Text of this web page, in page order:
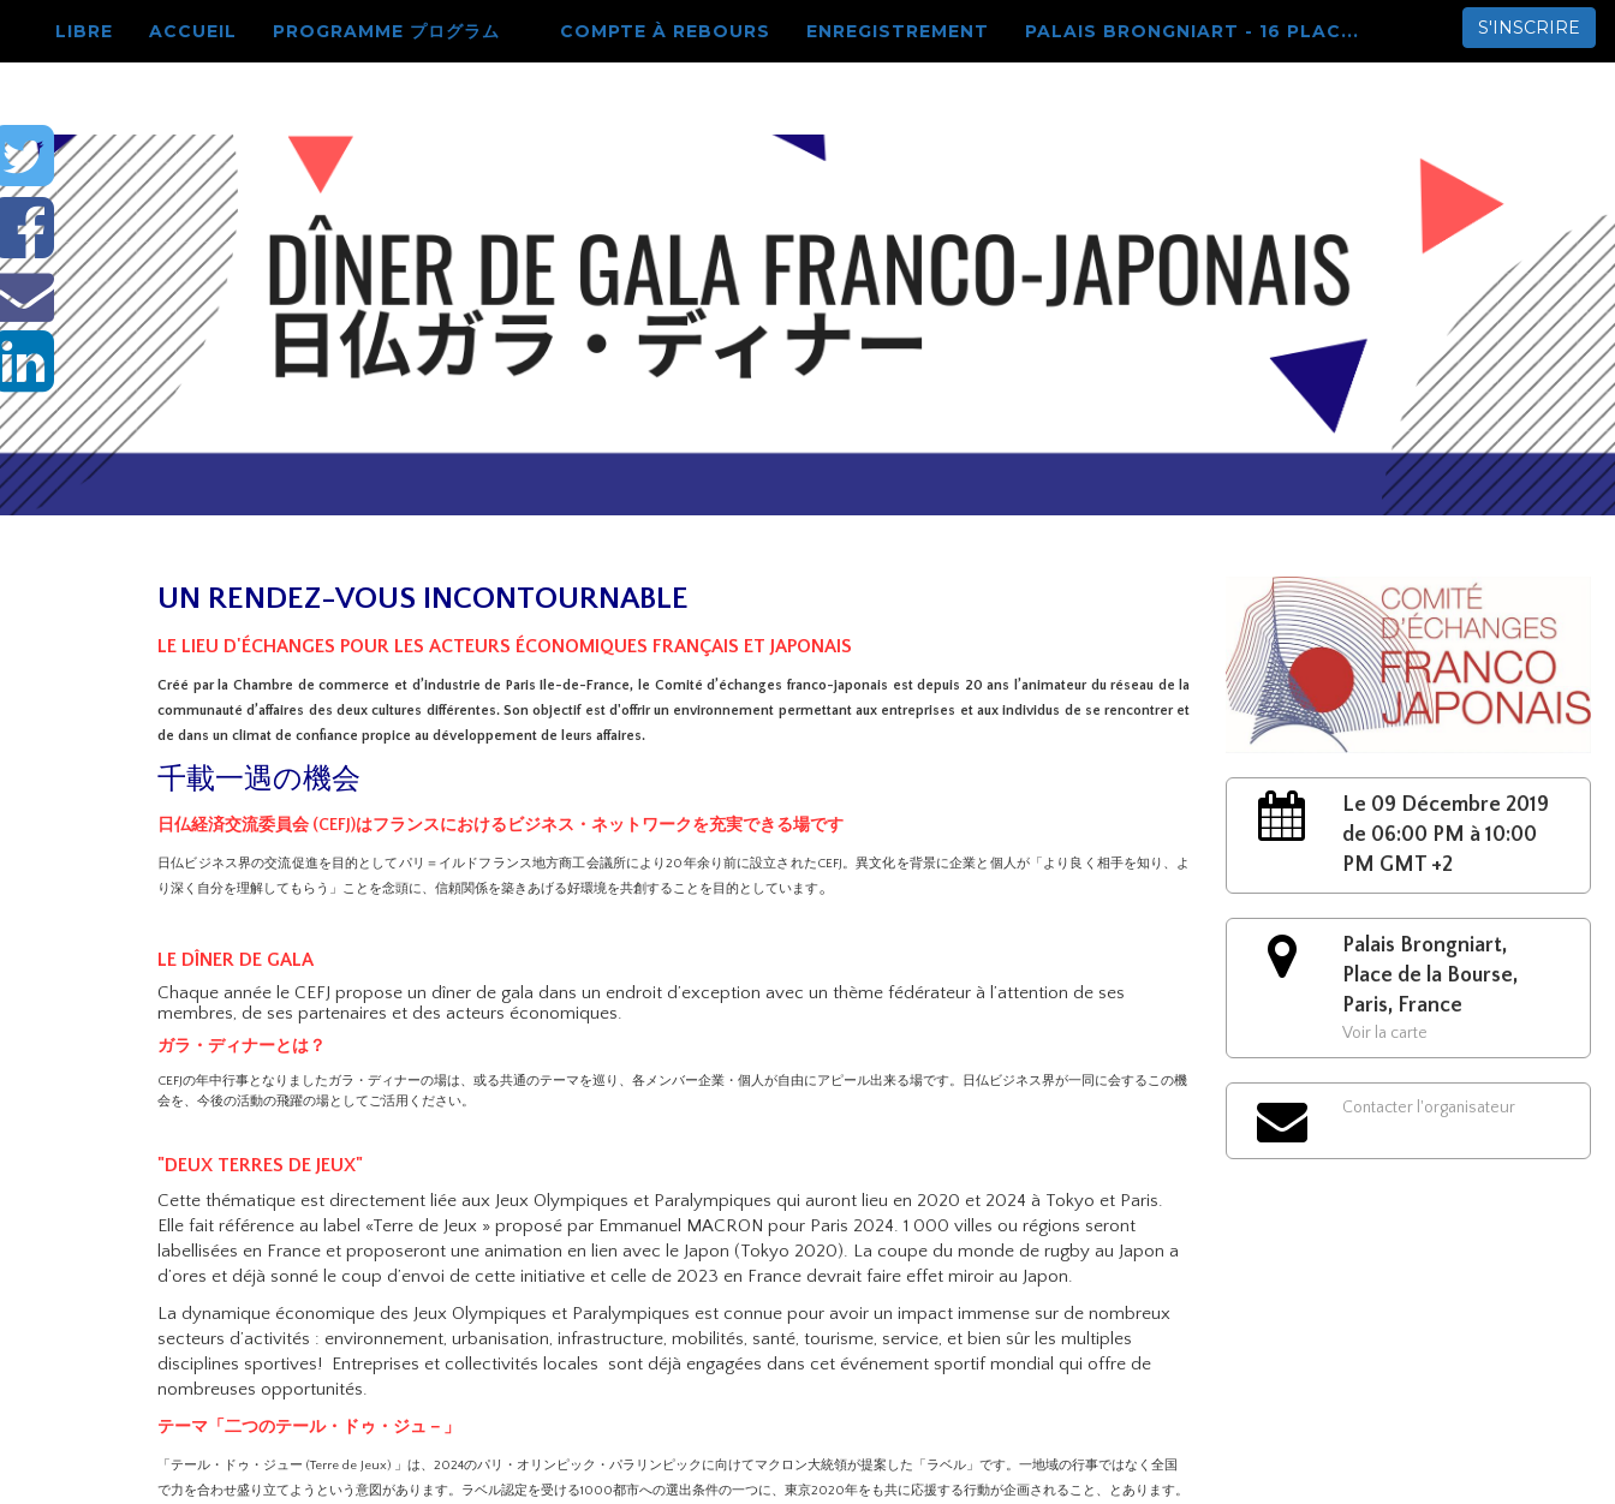
LIBRE ACCUEIL PROGRAMME プログラム COMPTE À REBOURS ENREGISTREMENT PALAIS BRONGNIART - 16 PLAC... S'INSCRIRE
UN RENDEZ-VOUS INCONTOURNABLE
LE LIEU D'ÉCHANGES POUR LES ACTEURS ÉCONOMIQUES FRANÇAIS ET JAPONAIS
Créé par la Chambre de commerce et d’industrie de Paris Ile-de-France, le Comité d’échanges franco-japonais est depuis 20 ans l’animateur du réseau de la
communauté d’affaires des deux cultures différentes. Son objectif est d'offrir un environnement permettant aux entreprises et aux individus de se rencontrer et
de dans un climat de confiance propice au développement de leurs affaires.
千載一遇の機会
日仏経済交流委員会 (CEFJ)はフランスにおけるビジネス・ネットワークを充実できる場です
日仏ビジネス界の交流促進を目的としてパリ＝イルドフランス地方商工会議所により20年余り前に設立されたCEFJ。異文化を背景に企業と個人が「より良く相手を知り、よ
り深く自分を理解してもらう」ことを念頭に、信頼関係を築きあげる好環境を共創することを目的としています。
LE DÎNER DE GALA
Chaque année le CEFJ propose un dîner de gala dans un endroit d’exception avec un thème fédérateur à l’attention de ses
membres, de ses partenaires et des acteurs économiques.
ガラ・ディナーとは？
CEFJの年中行事となりましたガラ・ディナーの場は、或る共通のテーマを巡り、各メンバー企業・個人が自由にアピール出来る場です。日仏ビジネス界が一同に会するこの機
会を、今後の活動の飛躍の場としてご活用ください。
"DEUX TERRES DE JEUX"
Cette thématique est directement liée aux Jeux Olympiques et Paralympiques qui auront lieu en 2020 et 2024 à Tokyo et Paris.
Elle fait référence au label «Terre de Jeux » proposé par Emmanuel MACRON pour Paris 2024. 1 000 villes ou régions seront
labellisées en France et proposeront une animation en lien avec le Japon (Tokyo 2020). La coupe du monde de rugby au Japon a
d’ores et déjà sonné le coup d’envoi de cette initiative et celle de 2023 en France devrait faire effet miroir au Japon.
La dynamique économique des Jeux Olympiques et Paralympiques est connue pour avoir un impact immense sur de nombreux
secteurs d’activités : environnement, urbanisation, infrastructure, mobilités, santé, tourisme, service, et bien sûr les multiples
disciplines sportives! Entreprises et collectivités locales sont déjà engagées dans cet événement sportif mondial qui offre de
nombreuses opportunités.
テーマ「二つのテール・ドゥ・ジュ－」
「テール・ドゥ・ジュー (Terre de Jeux) 」は、2024のパリ・オリンピック・パラリンピックに向けてマクロン大統領が提案した「ラベル」です。一地域の行事ではなく全国
で力を合わせ盛り立てようという意図があります。ラベル認定を受ける1000都市への選出条件の一つに、東京2020年をも共に応援する行動が企画されること、とあります。
Le 09 Décembre 2019
de 06:00 PM à 10:00
PM GMT +2
Palais Brongniart,
Place de la Bourse,
Paris, France
Voir la carte
Contacter l'organisateur